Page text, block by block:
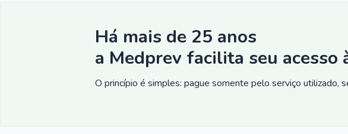
Há mais de 25 anos
a Medprev facilita seu acesso
O princípio é simples: pague somente pelo serviço utilizado,